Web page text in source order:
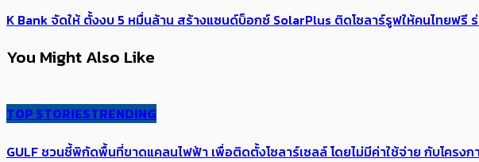
K Bank​ จัดให้ ตั้งงบ 5 หมื่นล้าน สร้างแซนด์บ็อกซ์ SolarPlus ติดโซลาร์รูฟให้คนไทยฟรี
You Might Also Like
TOP STORIESTRENDING
GULF ชวนชี้พิกัดพื้นที่ขาดแคลนไฟฟ้า เพื่อติดตั้งโซลาร์เซลล์ โดยไม่มีค่าใช้จ่าย กับโครงก